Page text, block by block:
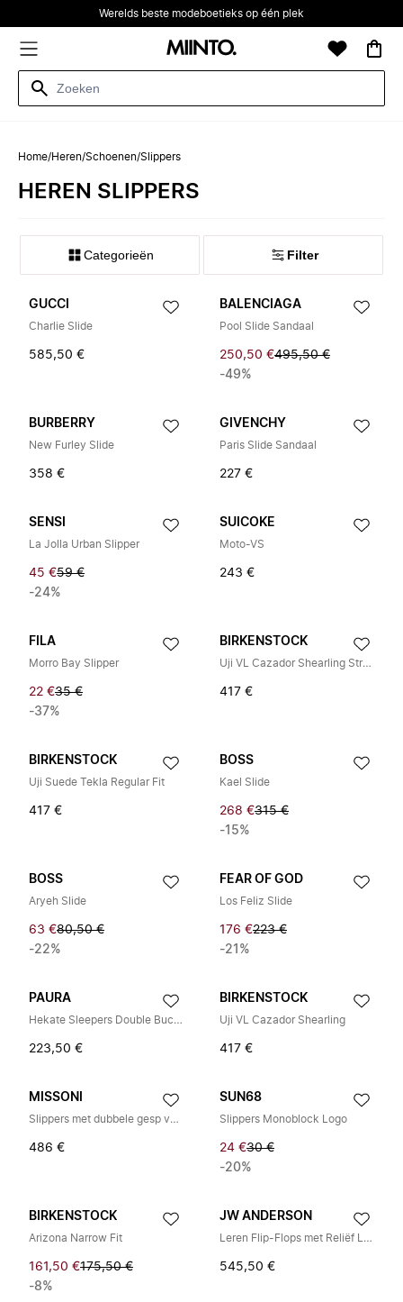
Werelds beste modeboetieks op één plek
Home/Heren/Schoenen/Slippers
HEREN SLIPPERS
Categorieën Filter
GUCCI
Charlie Slide
585,50 €
BALENCIAGA
Pool Slide Sandaal
250,50 €495,50 €
-49%
BURBERRY
New Furley Slide
358 €
GIVENCHY
Paris Slide Sandaal
227 €
SENSI
La Jolla Urban Slipper
45 €59 €
-24%
SUICOKE
Moto-VS
243 €
FILA
Morro Bay Slipper
22 €35 €
-37%
BIRKENSTOCK
Uji VL Cazador Shearling Straw
417 €
BIRKENSTOCK
Uji Suede Tekla Regular Fit
417 €
BOSS
Kael Slide
268 €315 €
-15%
BOSS
Aryeh Slide
63 €80,50 €
-22%
FEAR OF GOD
Los Feliz Slide
176 €223 €
-21%
PAURA
Hekate Sleepers Double Buckle
223,50 €
BIRKENSTOCK
Uji VL Cazador Shearling
417 €
MISSONI
Slippers met dubbele gesp van gebreid materiaal
486 €
SUN68
Slippers Monoblock Logo
24 €30 €
-20%
BIRKENSTOCK
Arizona Narrow Fit
161,50 €175,50 €
-8%
JW ANDERSON
Leren Flip-Flops met Reliëf Logo
545,50 €